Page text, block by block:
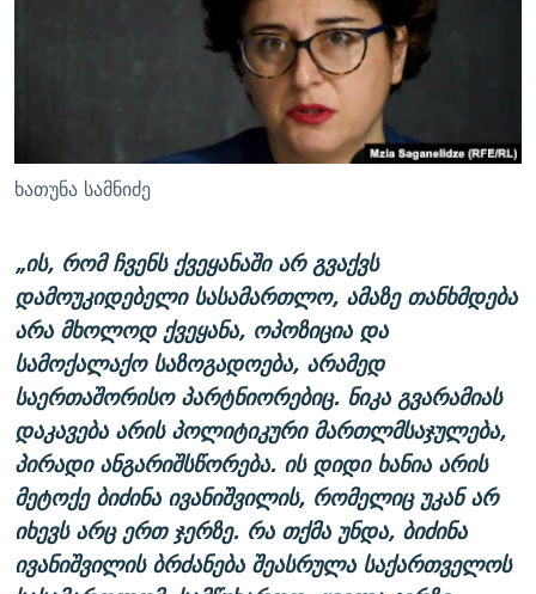
ხათუნა სამნიძე
„ის, რომ ჩვენს ქვეყანაში არ გვაქვს
დამოუკიდებელი სასამართლო, ამაზე თანხმდება
არა მხოლოდ ქვეყანა, ოპოზიცია და
სამოქალაქო საზოგადოება, არამედ
საერთაშორისო პარტნიორებიც. ნიკა გვარამიას
დაკავება არის პოლიტიკური მართლმსაჯულება,
პირადი ანგარიშსწორება. ის დიდი ხანია არის
მეტოქე ბიძინა ივანიშვილის, რომელიც უკან არ
იხევს არც ერთ ჯერზე. რა თქმა უნდა, ბიძინა
ივანიშვილის ბრძანება შეასრულა საქართველოს